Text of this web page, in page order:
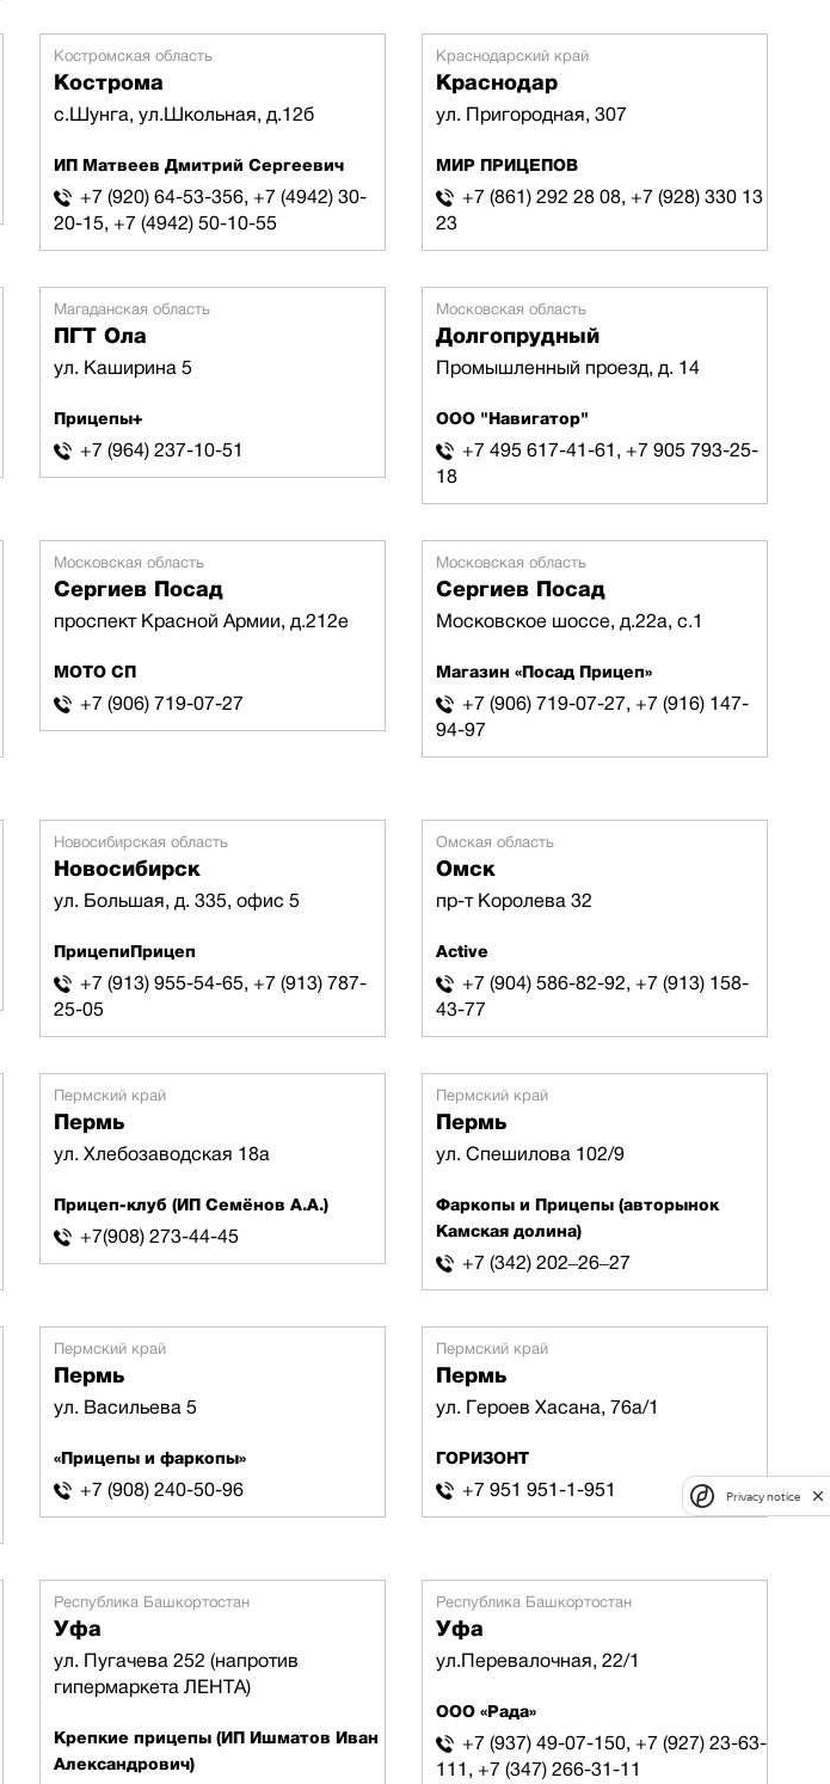
Костромская область
Кострома
с.Шунга, ул.Школьная, д.12б
ИП Матвеев Дмитрий Сергеевич
+7 (920) 64-53-356, +7 (4942) 30-
20-15, +7 (4942) 50-10-55
Краснодарский край
Краснодар
ул. Пригородная, 307
МИР ПРИЦЕПОВ
+7 (861) 292 28 08, +7 (928) 330 13
23
Магаданская область
ПГТ Ола
ул. Каширина 5
Прицепы+
+7 (964) 237-10-51
Московская область
Долгопрудный
Промышленный проезд, д. 14
ООО "Навигатор"
+7 495 617-41-61, +7 905 793-25-
18
Московская область
Сергиев Посад
проспект Красной Армии, д.212е
МОТО СП
+7 (906) 719-07-27
Московская область
Сергиев Посад
Московское шоссе, д.22а, с.1
Магазин «Посад Прицеп»
+7 (906) 719-07-27, +7 (916) 147-
94-97
Новосибирская область
Новосибирск
ул. Большая, д. 335, офис 5
ПрицепиПрицеп
+7 (913) 955-54-65, +7 (913) 787-
25-05
Омская область
Омск
пр-т Королева 32
Active
+7 (904) 586-82-92, +7 (913) 158-
43-77
Пермский край
Пермь
ул. Хлебозаводская 18а
Прицеп-клуб (ИП Семёнов А.А.)
+7(908) 273-44-45
Пермский край
Пермь
ул. Спешилова 102/9
Фаркопы и Прицепы (авторынок
Камская долина)
+7 (342) 202‒26‒27
Пермский край
Пермь
ул. Васильева 5
«Прицепы и фаркопы»
+7 (908) 240-50-96
Пермский край
Пермь
ул. Героев Хасана, 76а/1
ГОРИЗОНТ
+7 951 951-1-951
Республика Башкортостан
Уфа
ул. Пугачева 252 (напротив
гипермаркета ЛЕНТА)
Крепкие прицепы (ИП Ишматов Иван
Александрович)
Республика Башкортостан
Уфа
ул.Перевалочная, 22/1
ООО «Рада»
+7 (937) 49-07-150, +7 (927) 23-63-
111, +7 (347) 266-31-11
Privacy notice